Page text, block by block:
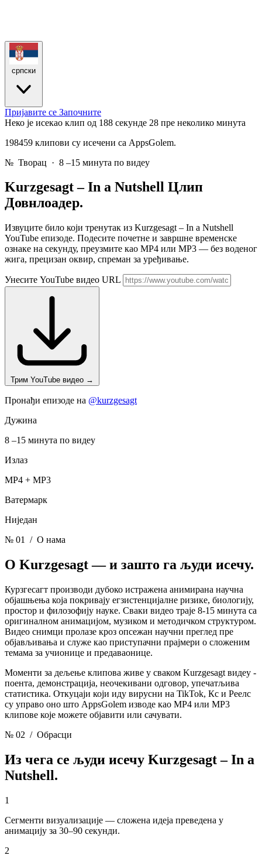
српски
Пријавите се Започните
Неко је исекао клип од 188 секунде 28 пре неколико минута
198459 клипови су исечени са AppsGolem.
№ Творац · 8 –15 минута по видеу
Kurzgesagt – In a Nutshell Цлип
Довнлоадер.
Извуците било који тренутак из Kurzgesagt – In a Nutshell
YouTube епизоде. Подесите почетне и завршне временске
ознаке на секунду, преузмите као MP4 или MP3 — без воденог
жига, прецизан оквир, спреман за уређивање.
Унесите YouTube видео URL
Трим YouTube видео →
Пронађи епизоде на @kurzgesagt
Дужина
8 –15 минута по видеу
Излаз
MP4 + MP3
Ватермарк
Ниједан
№ 01
/ О нама
О Kurzgesagt —и зашто га људи исечу.
Курзгесагт производи дубоко истражена анимирана научна
објашњења која покривају егзистенцијалне ризике, биологију,
простор и филозофију науке. Сваки видео траје 8-15 минута са
оригиналном анимацијом, музиком и методичком структуром.
Видео снимци пролазе кроз опсежан научни преглед пре
објављивања и служе као приступачни прајмери о сложеним
темама за учионице и предаваонице.
Моменти за дељење клипова живе у сваком Kurzgesagt видеу -
поента, демонстрација, неочекивани одговор, упечатљива
статистика. Откуцаји који иду вирусни на TikTok, Кс и Реелс
су управо оно што AppsGolem изводе као MP4 или MP3
клипове које можете објавити или сачувати.
№ 02 / Обрасци
Из чега се људи исечу Kurzgesagt – In a
Nutshell.
1
Сегменти визуализације — сложена идеја преведена у
анимацију за 30–90 секунди.
2